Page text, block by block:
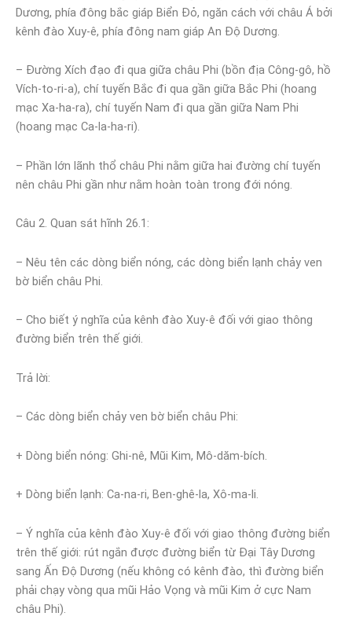
Dương, phía đông bắc giáp Biển Đỏ, ngăn cách với châu Á bởi
kênh đào Xuy-ê, phía đông nam giáp An Độ Dương.
– Đường Xích đạo đi qua giữa châu Phi (bồn địa Công-gô, hồ
Vích-to-ri-a), chí tuyến Bắc đi qua gần giữa Bắc Phi (hoang
mạc Xa-ha-ra), chí tuyến Nam đi qua gần giữa Nam Phi
(hoang mạc Ca-la-ha-ri).
– Phần lớn lãnh thổ châu Phi nằm giữa hai đường chí tuyến
nên châu Phi gần như nằm hoàn toàn trong đới nóng.
Câu 2. Quan sát hĩnh 26.1:
– Nêu tên các dòng biển nóng, các dòng biển lạnh chảy ven
bờ biển châu Phi.
– Cho biết ý nghĩa của kênh đào Xuy-ê đối với giao thông
đường biển trên thế giới.
Trả lời:
– Các dòng biển chảy ven bờ biển châu Phi:
+ Dòng biển nóng: Ghi-nê, Mũi Kim, Mô-dăm-bích.
+ Dòng biển lạnh: Ca-na-ri, Ben-ghê-la, Xô-ma-li.
– Ý nghĩa của kênh đào Xuy-ê đối với giao thông đường biển
trên thế giới: rút ngắn được đường biển từ Đại Tây Dương
sang Ấn Độ Dương (nếu không có kênh đào, thì đường biển
phải chạy vòng qua mũi Hảo Vọng và mũi Kim ở cực Nam
châu Phi).